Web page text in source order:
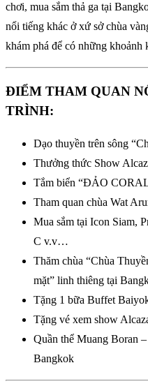
chơi, mua sắm thả ga tại
nổi tiếng khác ở xứ sở chùa
khám phá để có những khoảnh
ĐIỂM THAM QUAN
TRÌNH:
Dạo thuyền trên sông
Thưởng thức Show
Tắm biển “ĐẢO
Tham quan chùa Wat
Mua sắm tại Icon Siam,
C v.v…
Thăm chùa “Chùa
mặt” linh thiêng tại
Tặng 1 bữa Buffet
Tặng vé xem show
Quần thể Muang Boran
Bangkok